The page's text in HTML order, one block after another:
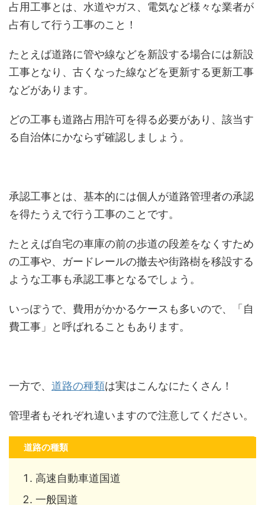
占用工事とは、水道やガス、電気など様々な業者が
占有して行う工事のこと！
たとえば道路に管や線などを新設する場合には新設
工事となり、古くなった線などを更新する更新工事
などがあります。
どの工事も道路占用許可を得る必要があり、該当す
る自治体にかならず確認しましょう。
承認工事とは、基本的には個人が道路管理者の承認
を得たうえで行う工事のことです。
たとえば自宅の車庫の前の歩道の段差をなくすため
の工事や、ガードレールの撤去や街路樹を移設する
ような工事も承認工事となるでしょう。
いっぽうで、費用がかかるケースも多いので、「自
費工事」と呼ばれることもあります。
一方で、 道路の種類は実はこんなにたくさん！
管理者もそれぞれ違いますので注意してください。
道路の種類
高速自動車道国道
一般国道